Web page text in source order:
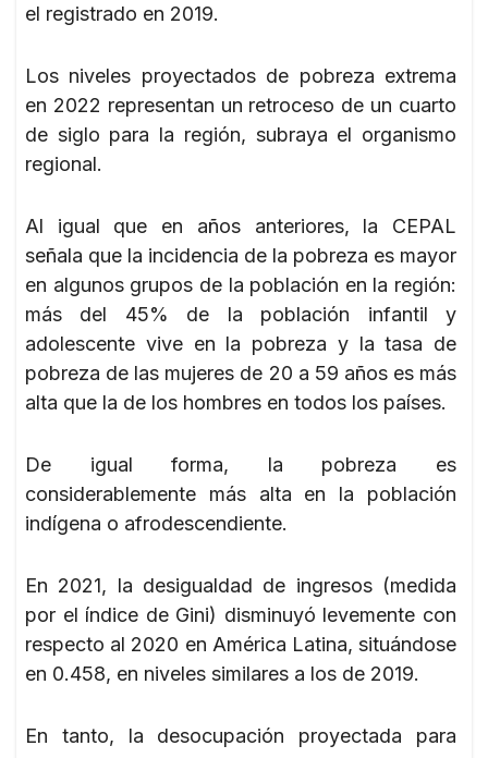
el registrado en 2019.
Los niveles proyectados de pobreza extrema
en 2022 representan un retroceso de un cuarto
de siglo para la región, subraya el organismo
regional.
Al igual que en años anteriores, la CEPAL
señala que la incidencia de la pobreza es mayor
en algunos grupos de la población en la región:
más del 45% de la población infantil y
adolescente vive en la pobreza y la tasa de
pobreza de las mujeres de 20 a 59 años es más
alta que la de los hombres en todos los países.
De igual forma, la pobreza es
considerablemente más alta en la población
indígena o afrodescendiente.
En 2021, la desigualdad de ingresos (medida
por el índice de Gini) disminuyó levemente con
respecto al 2020 en América Latina, situándose
en 0.458, en niveles similares a los de 2019.
En tanto, la desocupación proyectada para